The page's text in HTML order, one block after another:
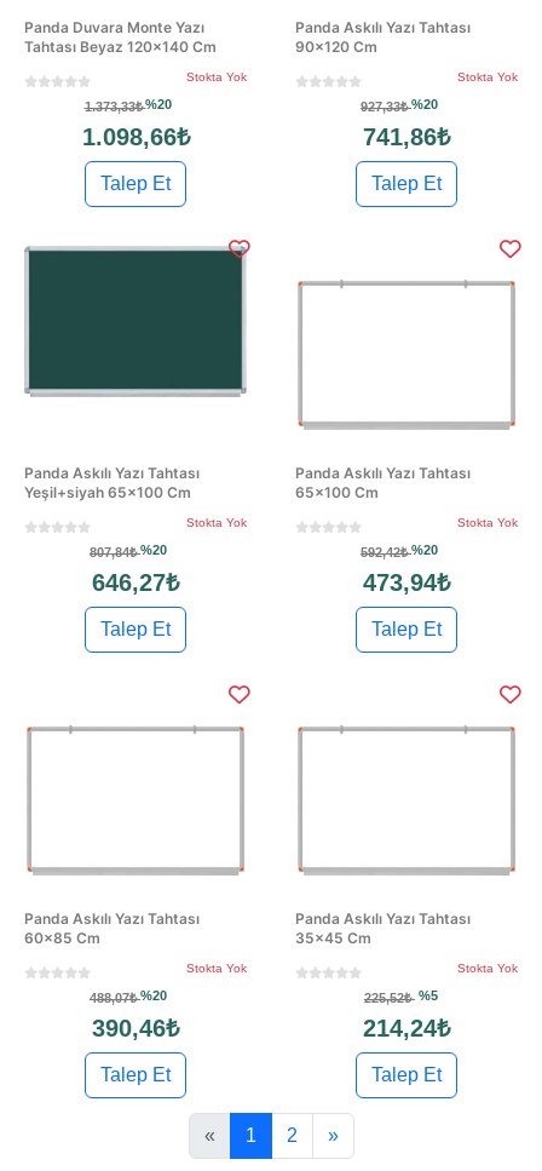
Panda Duvara Monte Yazı
Tahtası Beyaz 120x140 Cm
Stokta Yok
1.373,33₺%20
1.098,66₺
Talep Et
Panda Askılı Yazı Tahtası
90x120 Cm
Stokta Yok
927,33₺%20
741,86₺
Talep Et
Panda Askılı Yazı Tahtası
Yeşil+siyah 65x100 Cm
Stokta Yok
807,84₺%20
646,27₺
Talep Et
Panda Askılı Yazı Tahtası
65x100 Cm
Stokta Yok
592,42₺%20
473,94₺
Talep Et
Panda Askılı Yazı Tahtası
60x85 Cm
Stokta Yok
488,07₺%20
390,46₺
Talep Et
Panda Askılı Yazı Tahtası
35x45 Cm
Stokta Yok
225,52₺ %5
214,24₺
Talep Et
« 1 2 »